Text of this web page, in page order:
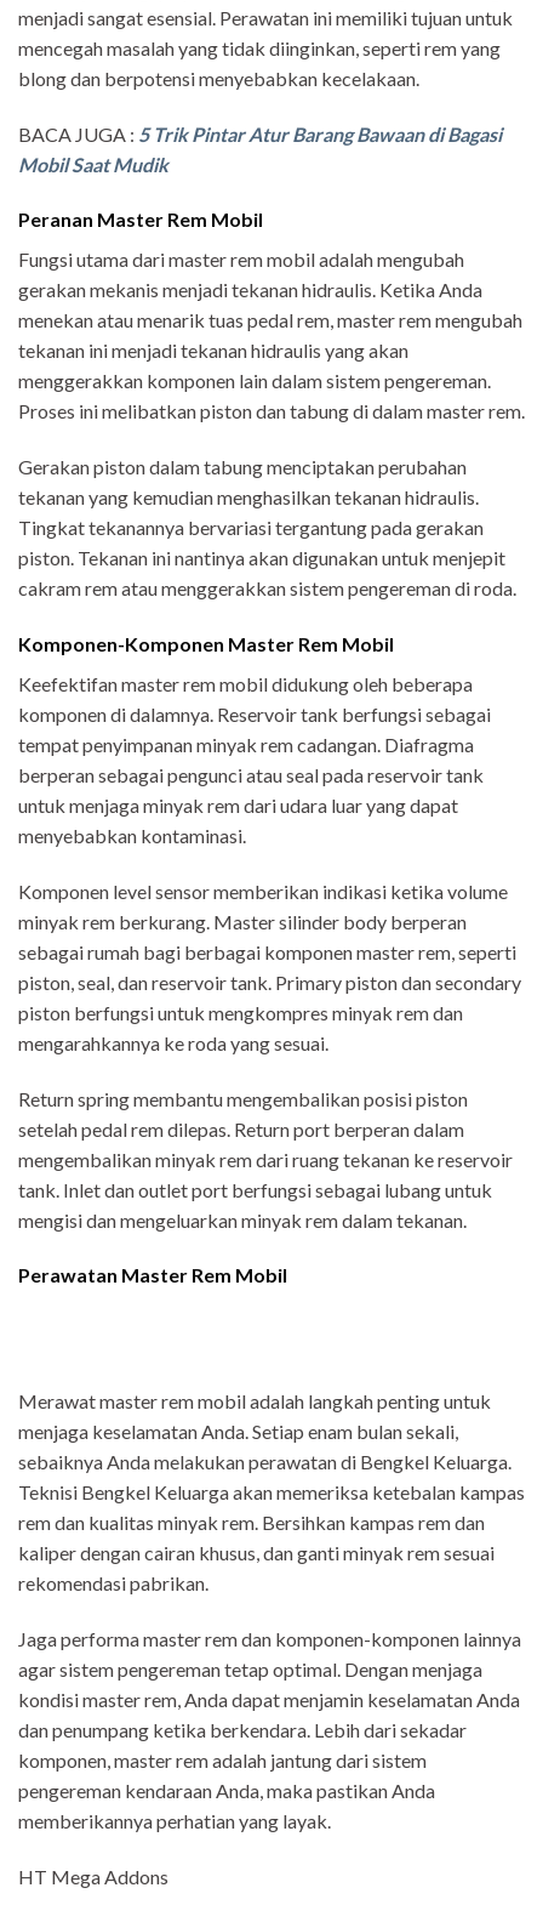
menjadi sangat esensial. Perawatan ini memiliki tujuan untuk
mencegah masalah yang tidak diinginkan, seperti rem yang
blong dan berpotensi menyebabkan kecelakaan.
BACA JUGA : 5 Trik Pintar Atur Barang Bawaan di Bagasi
Mobil Saat Mudik
Peranan Master Rem Mobil
Fungsi utama dari master rem mobil adalah mengubah
gerakan mekanis menjadi tekanan hidraulis. Ketika Anda
menekan atau menarik tuas pedal rem, master rem mengubah
tekanan ini menjadi tekanan hidraulis yang akan
menggerakkan komponen lain dalam sistem pengereman.
Proses ini melibatkan piston dan tabung di dalam master rem.
Gerakan piston dalam tabung menciptakan perubahan
tekanan yang kemudian menghasilkan tekanan hidraulis.
Tingkat tekanannya bervariasi tergantung pada gerakan
piston. Tekanan ini nantinya akan digunakan untuk menjepit
cakram rem atau menggerakkan sistem pengereman di roda.
Komponen-Komponen Master Rem Mobil
Keefektifan master rem mobil didukung oleh beberapa
komponen di dalamnya. Reservoir tank berfungsi sebagai
tempat penyimpanan minyak rem cadangan. Diafragma
berperan sebagai pengunci atau seal pada reservoir tank
untuk menjaga minyak rem dari udara luar yang dapat
menyebabkan kontaminasi.
Komponen level sensor memberikan indikasi ketika volume
minyak rem berkurang. Master silinder body berperan
sebagai rumah bagi berbagai komponen master rem, seperti
piston, seal, dan reservoir tank. Primary piston dan secondary
piston berfungsi untuk mengkompres minyak rem dan
mengarahkannya ke roda yang sesuai.
Return spring membantu mengembalikan posisi piston
setelah pedal rem dilepas. Return port berperan dalam
mengembalikan minyak rem dari ruang tekanan ke reservoir
tank. Inlet dan outlet port berfungsi sebagai lubang untuk
mengisi dan mengeluarkan minyak rem dalam tekanan.
Perawatan Master Rem Mobil
Merawat master rem mobil adalah langkah penting untuk
menjaga keselamatan Anda. Setiap enam bulan sekali,
sebaiknya Anda melakukan perawatan di Bengkel Keluarga.
Teknisi Bengkel Keluarga akan memeriksa ketebalan kampas
rem dan kualitas minyak rem. Bersihkan kampas rem dan
kaliper dengan cairan khusus, dan ganti minyak rem sesuai
rekomendasi pabrikan.
Jaga performa master rem dan komponen-komponen lainnya
agar sistem pengereman tetap optimal. Dengan menjaga
kondisi master rem, Anda dapat menjamin keselamatan Anda
dan penumpang ketika berkendara. Lebih dari sekadar
komponen, master rem adalah jantung dari sistem
pengereman kendaraan Anda, maka pastikan Anda
memberikannya perhatian yang layak.
HT Mega Addons